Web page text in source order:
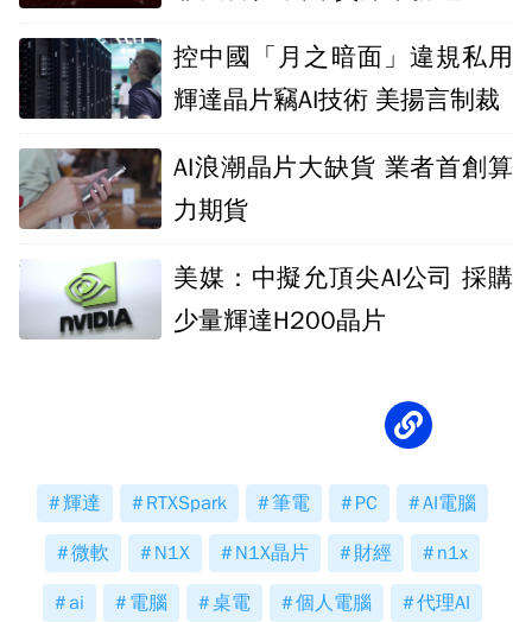
控中國「月之暗面」違規私用
輝達晶片竊AI技術 美揚言制裁
AI浪潮晶片大缺貨 業者首創算
力期貨
美媒：中擬允頂尖AI公司 採購
少量輝達H200晶片
輝達 RTXSpark 筆電 PC AI電腦
微軟 N1X N1X晶片 財經 n1x
ai 電腦 桌電 個人電腦 代理AI